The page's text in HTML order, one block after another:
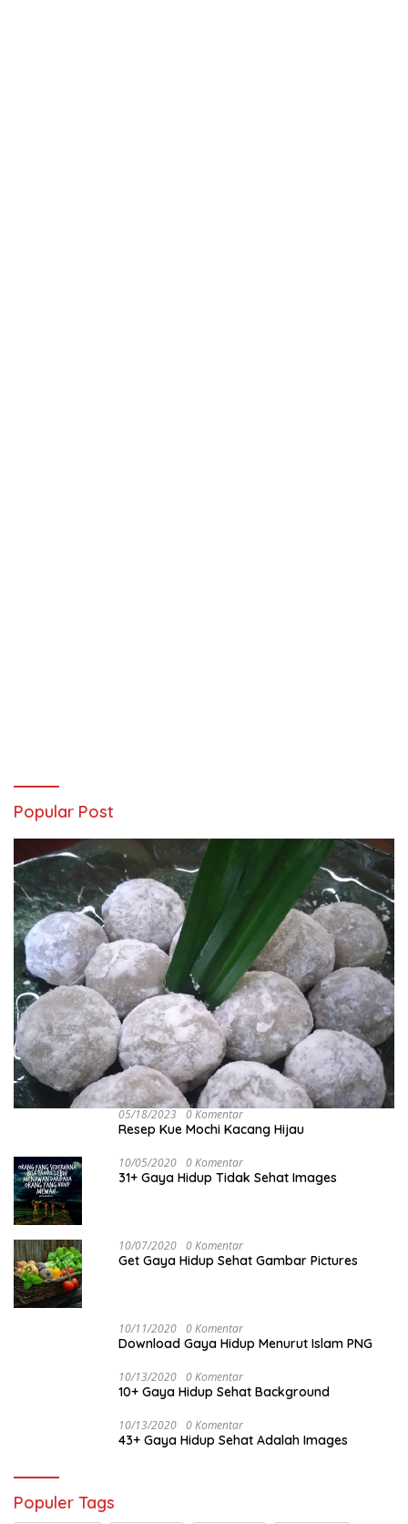
Popular Post
05/18/2023 0 Komentar
Resep Kue Mochi Kacang Hijau
10/05/2020 0 Komentar
31+ Gaya Hidup Tidak Sehat Images
10/07/2020 0 Komentar
Get Gaya Hidup Sehat Gambar Pictures
10/11/2020 0 Komentar
Download Gaya Hidup Menurut Islam PNG
10/13/2020 0 Komentar
10+ Gaya Hidup Sehat Background
10/13/2020 0 Komentar
43+ Gaya Hidup Sehat Adalah Images
Populer Tags